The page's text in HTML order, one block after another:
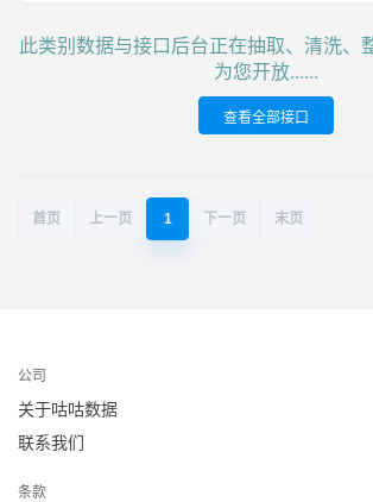
此类别数据与接口后台正在抽取、清洗、
为您开放......
查看全部接口
首页 上一页 1 下一页 末页
公司
关于咕咕数据
联系我们
条款